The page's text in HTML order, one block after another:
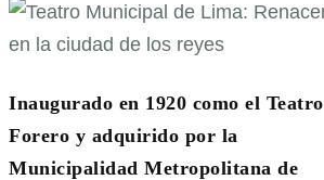
Inaugurado en 1920 como el Teatro
Forero y adquirido por la
Municipalidad Metropolitana de